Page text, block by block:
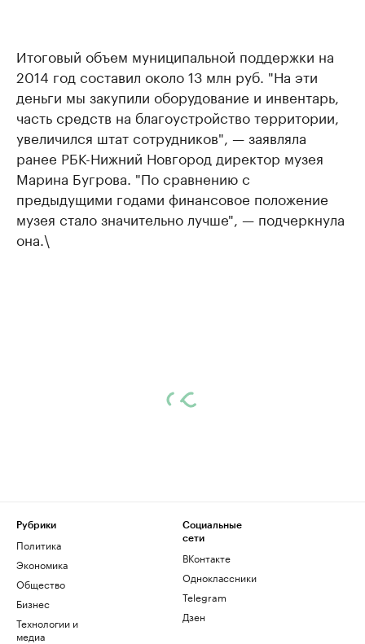
Итоговый объем муниципальной поддержки на
2014 год составил около 13 млн руб. "На эти
деньги мы закупили оборудование и инвентарь,
часть средств на благоустройство территории,
увеличился штат сотрудников", — заявляла
ранее РБК-Нижний Новгород директор музея
Марина Бугрова. "По сравнению с
предыдущими годами финансовое положение
музея стало значительно лучше", — подчеркнула
она.\
Рубрики
Политика
Экономика
Общество
Бизнес
Технологии и
медиа
Социальные
сети
ВКонтакте
Одноклассники
Telegram
Дзен